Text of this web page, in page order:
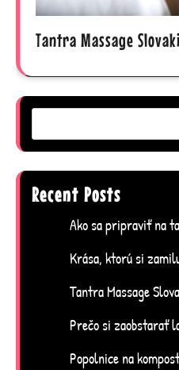
Tantra Massage
Recent Posts
Ako sa pripraviť na
Krása, ktorú si
Tantra Massage
Prečo si zaobstarať
Popolnice na kompost